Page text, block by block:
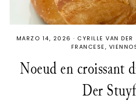
MARZO 14, 2026 · CYRILLE VAN DER
FRANCESE
Noeud en croissant
Der